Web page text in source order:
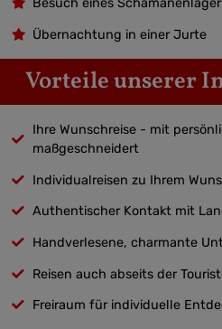
Übernachtung in einer Jurte
Vorteile unserer
Ihre Wunschreise - mit
maßgeschneidert
Individualreisen zu Ihrem
Authentischer Kontakt mit
Handverlesene, charmante
Reisen auch abseits der
Freiraum für individuelle